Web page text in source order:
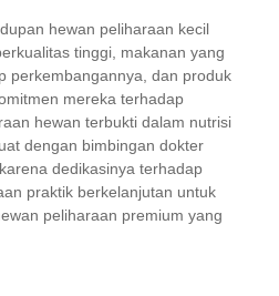
hewan peliharaan kecil
tinggi, makanan yang
perkembangannya, dan produk
mereka terhadap
hewan terbukti dalam nutrisi
dengan bimbingan dokter
dedikasinya terhadap
praktik berkelanjutan untuk
peliharaan premium yang